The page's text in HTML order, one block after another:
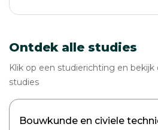
Ontdek alle studies
Klik op een studierichting en bekijk
studies
Bouwkunde en civiele